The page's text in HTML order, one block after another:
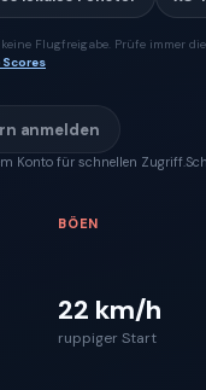
Flugfreigabe. Prüfe immer
anmelden
Konto für schnellen Zugriff.
BÖEN
22 km/h
ruppiger Start